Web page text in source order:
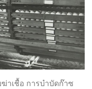
าเชื้อ การบำบัดก๊าซ